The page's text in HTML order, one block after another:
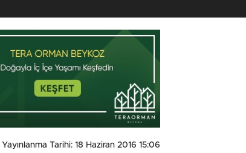
Yayınlanma Tarihi: 18 Haziran 2016 15:06